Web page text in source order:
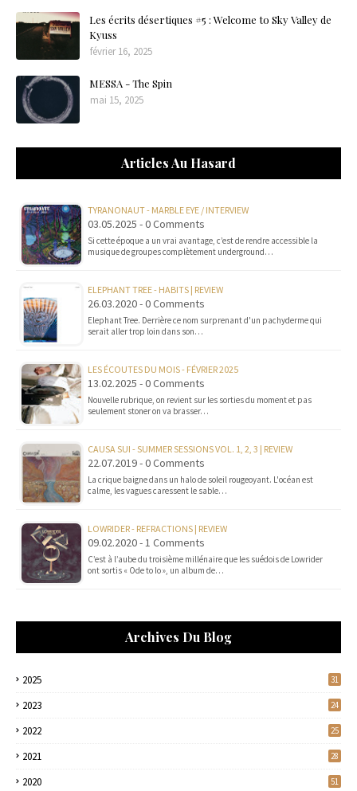
Les écrits désertiques #5 : Welcome to Sky Valley de
Kyuss
février 16, 2025
MESSA - The Spin
mai 15, 2025
Articles Au Hasard
TYRANONAUT - MARBLE EYE / INTERVIEW
03.05.2025 - 0 Comments
Si cette époque a un vrai avantage, c’est de rendre accessible la
musique de groupes complètement underground…
ELEPHANT TREE - HABITS | REVIEW
26.03.2020 - 0 Comments
Elephant Tree. Derrière ce nom surprenant d'un pachyderme qui
serait aller trop loin dans son…
LES ÉCOUTES DU MOIS - FÉVRIER 2025
13.02.2025 - 0 Comments
Nouvelle rubrique, on revient sur les sorties du moment et pas
seulement stoner on va brasser…
CAUSA SUI - SUMMER SESSIONS VOL. 1, 2, 3 | REVIEW
22.07.2019 - 0 Comments
La crique baigne dans un halo de soleil rougeoyant. L'océan est
calme, les vagues caressent le sable…
LOWRIDER - REFRACTIONS | REVIEW
09.02.2020 - 1 Comments
C’est à l’aube du troisième millénaire que les suédois de Lowrider
ont sortis « Ode to Io », un album de…
Archives Du Blog
2025 31
2023 24
2022 25
2021 28
2020 51